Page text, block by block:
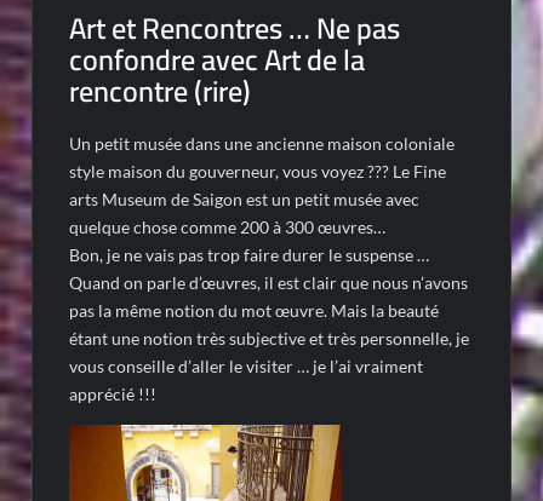
Art et Rencontres … Ne pas
confondre avec Art de la
rencontre (rire)
Un petit musée dans une ancienne maison coloniale
style maison du gouverneur, vous voyez ??? Le Fine
arts Museum de Saigon est un petit musée avec
quelque chose comme 200 à 300 œuvres…
Bon, je ne vais pas trop faire durer le suspense …
Quand on parle d’œuvres, il est clair que nous n’avons
pas la même notion du mot œuvre. Mais la beauté
étant une notion très subjective et très personnelle, je
vous conseille d’aller le visiter … je l’ai vraiment
apprécié !!!